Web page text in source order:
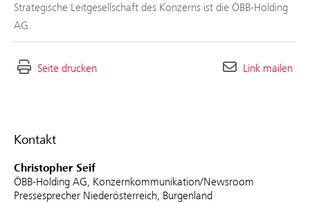
Kontakt
Christopher Seif
ÖBB-Holding AG, Konzernkommunikation/Newsroom
Pressesprecher Niederösterreich, Burgenland
Strategische Leitgesellschaft des Konzerns ist die ÖBB-Holding
AG.
Seite drucken Link mailen